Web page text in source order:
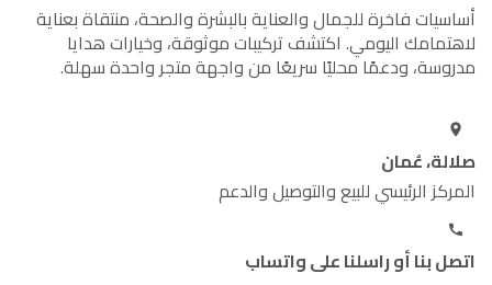
أساسيات فاخرة للجمال والعناية بالبشرة والصحة، منتقاة بعناية
لاهتمامك اليومي. اكتشف تركيبات موثوقة، وخيارات هدايا
مدروسة، ودعمًا محليًا سريعًا من واجهة متجر واحدة سهلة.
صلالة، عُمان
المركز الرئيسي للبيع والتوصيل والدعم
اتصل بنا أو راسلنا على واتساب